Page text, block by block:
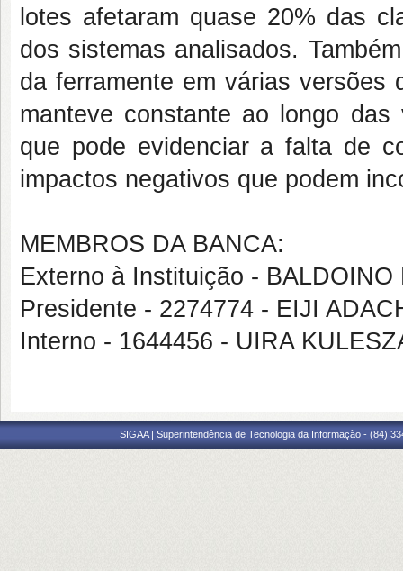
lotes afetaram quase 20% das
dos sistemas analisados.
da ferramente em várias
manteve constante ao longo
que pode evidenciar a falta de
impactos negativos que podem
MEMBROS DA BANCA:
Externo à Instituição -
Presidente - 2274774 - EIJI
Interno - 1644456 - UIRA
SIGAA | Superintendência de Tecnologia da Informação - (84)